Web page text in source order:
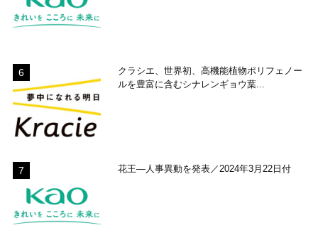
クラシエ、世界初、高機能植物ポリフェノー
ルを豊富に含むシナレンギョウ葉...
花王―人事異動を発表／2024年3月22日付